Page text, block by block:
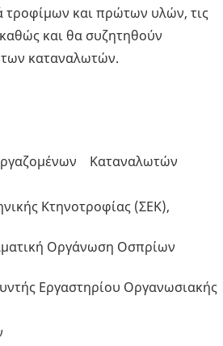
τροφίμων και πρώτων υλών, τις
και θα συζητηθούν
των καταναλωτών.
Καταναλωτών
Κτηνοτροφίας (ΣΕΚ),
Οργάνωση Οσπρίων
Εργαστηρίου Οργανωσιακής